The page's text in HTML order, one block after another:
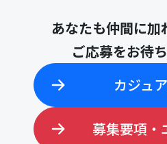
あなたも仲間に加
ご応募をお待
カジュ
募集要項・